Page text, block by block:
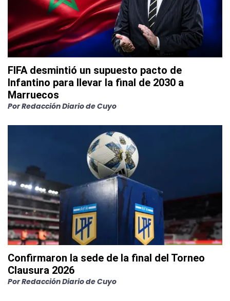
FIFA desmintió un supuesto pacto de
Infantino para llevar la final de 2030 a
Marruecos
PorRedacción Diario de Cuyo
Confirmaron la sede de la final del Torneo
Clausura 2026
PorRedacción Diario de Cuyo